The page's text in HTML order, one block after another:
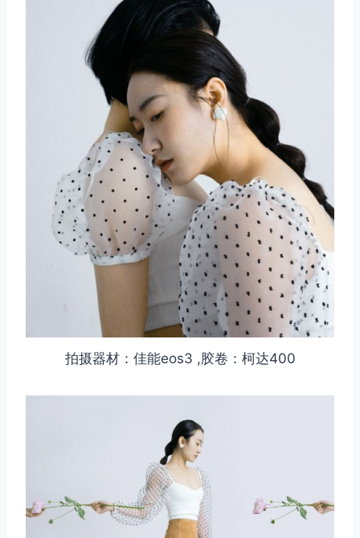
拍摄器材：佳能eos3 ,胶卷：柯达400